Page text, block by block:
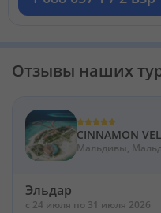
Отзывы наших
CINNAMON
Мальдивы,
Эльдар
c 24 июля по 31 июля 2026